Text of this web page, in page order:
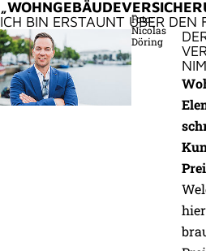
ICH BIN ERSTAUNT ÜBER DEN
Foto:
Nicolas
Döring